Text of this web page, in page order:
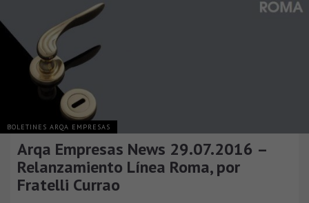
BOLETINES ARQA EMPRESAS
Arqa Empresas News 29.07.2016 –
Relanzamiento Línea Roma, por
Fratelli Currao